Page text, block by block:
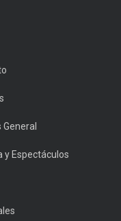
General
y Espectáculos